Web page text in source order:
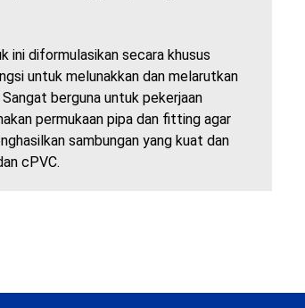
ini diformulasikan secara khusus
untuk melunakkan dan melarutkan
berguna untuk pekerjaan
permukaan pipa dan fitting agar
sambungan yang kuat dan
cPVC.